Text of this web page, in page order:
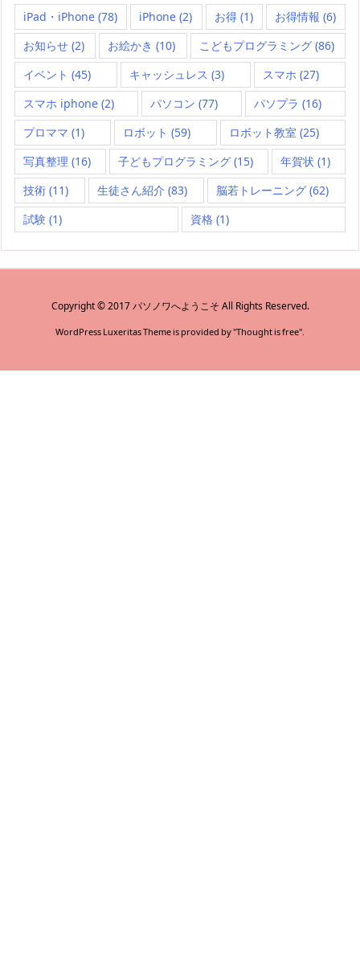
iPad・iPhone (78) iPhone (2) お得(1) お得情報 (6)
お知らせ (2) お絵かき (10) こどもプログラミング(86)
イベント (45) キャッシュレス (3) スマホ (27)
スマホ iphone (2) パソコン (77) パソプラ (16)
プロママ (1) ロボット (59) ロボット教室 (25)
写真整理 (16) 子どもプログラミング (15) 年賀状 (1)
技術 (11) 生徒さん紹介 (83) 脳若トレーニング (62)
試験 (1) 資格 (1)
Copyright ©2017 パソノワへようこそ All Rights Reserved.
WordPress Luxeritas Theme is provided by "Thought is free".